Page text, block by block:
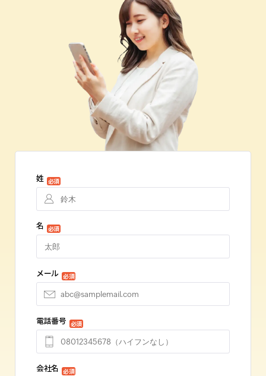
姓 必須
名 必須
メール 必須
電話番号 必須
会社名 必須